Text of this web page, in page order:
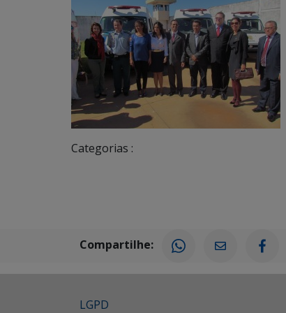
Categorias :
Compartilhe:
LGPD